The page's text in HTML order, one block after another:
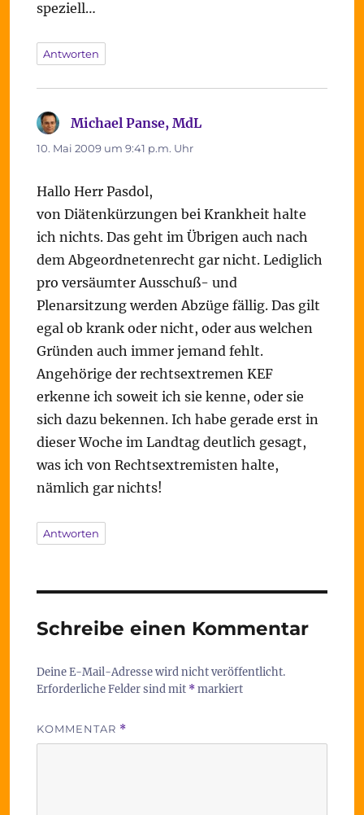
speziell…
Antworten
Michael Panse, MdLsagt:
10. Mai 2009 um 9:41 p.m. Uhr
Hallo Herr Pasdol,
von Diätenkürzungen bei Krankheit halte
ich nichts. Das geht im Übrigen auch nach
dem Abgeordnetenrecht gar nicht. Lediglich
pro versäumter Ausschuß- und
Plenarsitzung werden Abzüge fällig. Das gilt
egal ob krank oder nicht, oder aus welchen
Gründen auch immer jemand fehlt.
Angehörige der rechtsextremen KEF
erkenne ich soweit ich sie kenne, oder sie
sich dazu bekennen. Ich habe gerade erst in
dieser Woche im Landtag deutlich gesagt,
was ich von Rechtsextremisten halte,
nämlich gar nichts!
Antworten
Schreibe einen Kommentar
Deine E-Mail-Adresse wird nicht veröffentlicht.
Erforderliche Felder sind mit *markiert
KOMMENTAR *